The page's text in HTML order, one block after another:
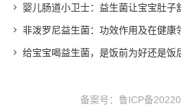
婴儿肠道小卫士：益生菌让宝宝肚子
非泼罗尼益生菌：功效作用及在健康
给宝宝喝益生菌，是饭前为好还是饭
备案号： 鲁ICP备